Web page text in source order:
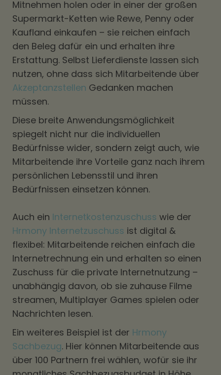
Mitnehmen holen oder in einer der großen
Supermarkt-Ketten wie Rewe, Penny oder
Kaufland einkaufen – sie reichen einfach
den Beleg dafür ein und erhalten ihre
Erstattung. Selbst Lieferdienste lassen sich
nutzen, ohne dass sich Mitarbeitende über
Akzeptanzstellen Gedanken machen
müssen.
Diese breite Anwendungsmöglichkeit
spiegelt nicht nur die individuellen
Bedürfnisse wider, sondern zeigt auch, wie
Mitarbeitende ihre Vorteile ganz nach ihrem
persönlichen Lebensstil und ihren
Bedürfnissen einsetzen können.
Auch ein Internetkostenzuschuss wie der
Hrmony Internetzuschuss ist digital &
flexibel: Mitarbeitende reichen einfach die
Internetrechnung ein und erhalten so einen
Zuschuss für die private Internetnutzung –
unabhängig davon, ob sie zuhause Filme
streamen, Multiplayer Games spielen oder
Nachrichten lesen.
Ein weiteres Beispiel ist der Hrmony
Sachbezug. Hier können Mitarbeitende aus
über 100 Partnern frei wählen, wofür sie ihr